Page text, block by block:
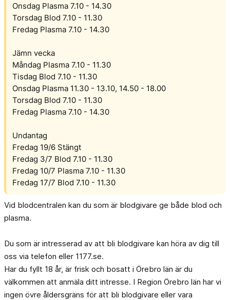
Onsdag Plasma 7.10 - 14.30
Torsdag Blod 7.10 - 11.30
Fredag Plasma 7.10 - 14.30
Jämn vecka
Måndag Plasma 7.10 - 11.30
Tisdag Blod 7.10 - 11.30
Onsdag Plasma 11.30 - 13.10, 14.50 - 18.00
Torsdag Blod 7.10 - 11.30
Fredag Plasma 7.10 - 14.30
Undantag
Fredag 19/6 Stängt
Fredag 3/7 Blod 7.10 - 11.30
Fredag 10/7 Plasma 7.10 - 11.30
Fredag 17/7 Blod 7.10 - 11.30
Vid blodcentralen kan du som är blodgivare ge både blod och
plasma.
Du som är intresserad av att bli blodgivare kan höra av dig till
oss via telefon eller 1177.se.
Har du fyllt 18 år, är frisk och bosatt i Örebro län är du
välkommen att anmäla ditt intresse. I Region Örebro län har vi
ingen övre åldersgräns för att bli blodgivare eller vara